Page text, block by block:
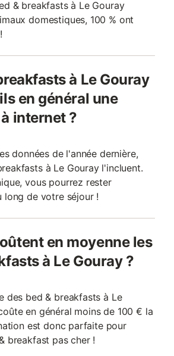
& breakfasts à Le Gouray
domestiques, 100 % ont
à Le Gouray
en général une
internet ?
données de l'année dernière,
à Le Gouray l'incluent.
vous pourrez rester
long de votre séjour !
en moyenne les
à Le Gouray ?
des bed & breakfasts à Le
en général moins de 100 € la
est donc parfaite pour
breakfast pas cher !